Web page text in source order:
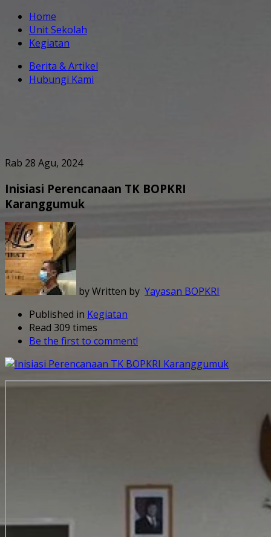
Home
Unit Sekolah
Kegiatan
Berita & Artikel
Hubungi Kami
Rab 28 Agu, 2024
Inisiasi Perencanaan TK BOPKRI
Karanggumuk
by Written by Yayasan BOPKRI
Published in Kegiatan
Read 309 times
Be the first to comment!